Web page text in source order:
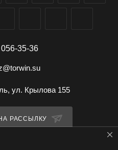
35-36
ул. Крылова 155
РАССЫЛКУ